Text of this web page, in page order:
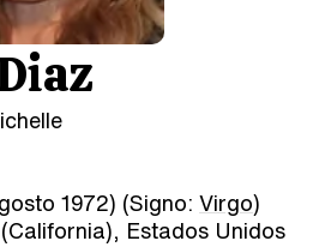
1972) (Signo: Virgo)
Estados Unidos